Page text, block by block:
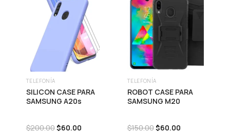
TELEFONÍA
SILICON CASE PARA
SAMSUNG A20s
$200.00Original
$60.00Current
TELEFONÍA
ROBOT CASE PARA
SAMSUNG M20
$150.00Original
$60.00Current